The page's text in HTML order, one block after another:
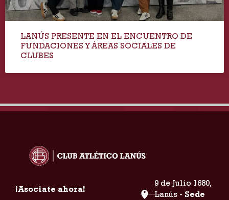
LANÚS PRESENTE EN EL ENCUENTRO DE
FUNDACIONES Y ÁREAS SOCIALES DE
CLUBES
¡Asociate ahora!
9 de Julio 1680,
Lanús - Sede